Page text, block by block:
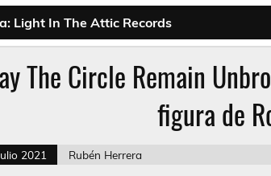
Light In The Attic Records
The Circle Remain
figura de
2021 Rubén Herrera